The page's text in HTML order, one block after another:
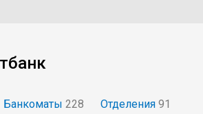
Банкоматы 228 Отделения 91